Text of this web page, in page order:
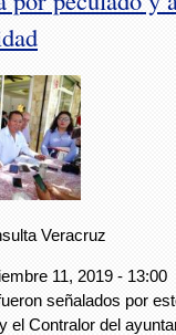
Veracruz
11, 2019 - 13:00
señalados por
el Contralor del